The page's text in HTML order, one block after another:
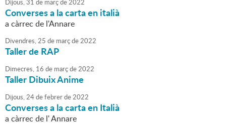
Dijous,31 de marçde2022
Converses a la carta en italià
a càrrec de l'Annare
Divendres,25 de marçde2022
Taller de RAP
Dimecres, 16 de marçde2022
Taller Dibuix Anime
Dijous,24defebrerde2022
Converses a la carta en Italià
a càrrec de l' Annare